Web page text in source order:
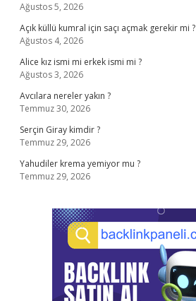
Ağustos 5, 2026
Açık küllü kumral için saçı açmak gerekir mi ?
Ağustos 4, 2026
Alice kız ismi mi erkek ismi mi ?
Ağustos 3, 2026
Avcılara nereler yakın ?
Temmuz 30, 2026
Serçin Giray kimdir ?
Temmuz 29, 2026
Yahudiler krema yemiyor mu ?
Temmuz 29, 2026